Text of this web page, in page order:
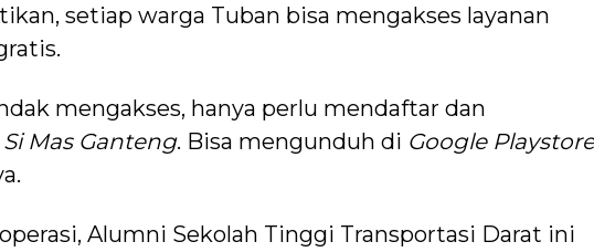
setiap warga Tuban bisa mengakses layanan
mengakses, hanya perlu mendaftar dan
Si Mas Ganteng. Bisa mengunduh di Google Playstore
Alumni Sekolah Tinggi Transportasi Darat ini